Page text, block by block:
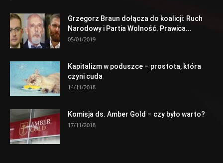
Grzegorz Braun dołącza do koalicji: Ruch
Narodowy i Partia Wolność. Prawica...
05/01/2019
Kapitalizm w poduszce – prostota, która
czyni cuda
14/11/2018
Komisja ds. Amber Gold – czy było warto?
17/11/2018